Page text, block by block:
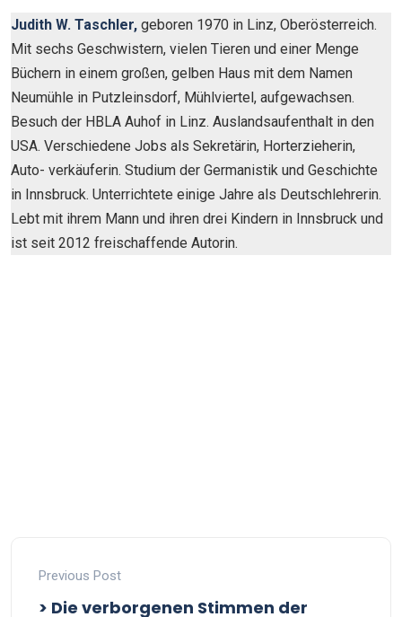
Judith W. Taschler, geboren 1970 in Linz, Oberösterreich.
Mit sechs Geschwistern, vielen Tieren und einer Menge
Büchern in einem großen, gelben Haus mit dem Namen
Neumühle in Putzleinsdorf, Mühlviertel, aufgewachsen.
Besuch der HBLA Auhof in Linz. Auslandsaufenthalt in den
USA. Verschiedene Jobs als Sekretärin, Horterzieherin,
Auto- verkäuferin. Studium der Germanistik und Geschichte
in Innsbruck. Unterrichtete einige Jahre als Deutschlehrerin.
Lebt mit ihrem Mann und ihren drei Kindern in Innsbruck und
ist seit 2012 freischaffende Autorin.
Previous Post
> Die verborgenen Stimmen der